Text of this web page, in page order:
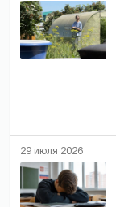
29 июля 2026